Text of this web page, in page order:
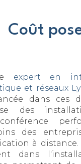
Coût
expert en
et réseaux
dans ces
des
des
à distance.
dans